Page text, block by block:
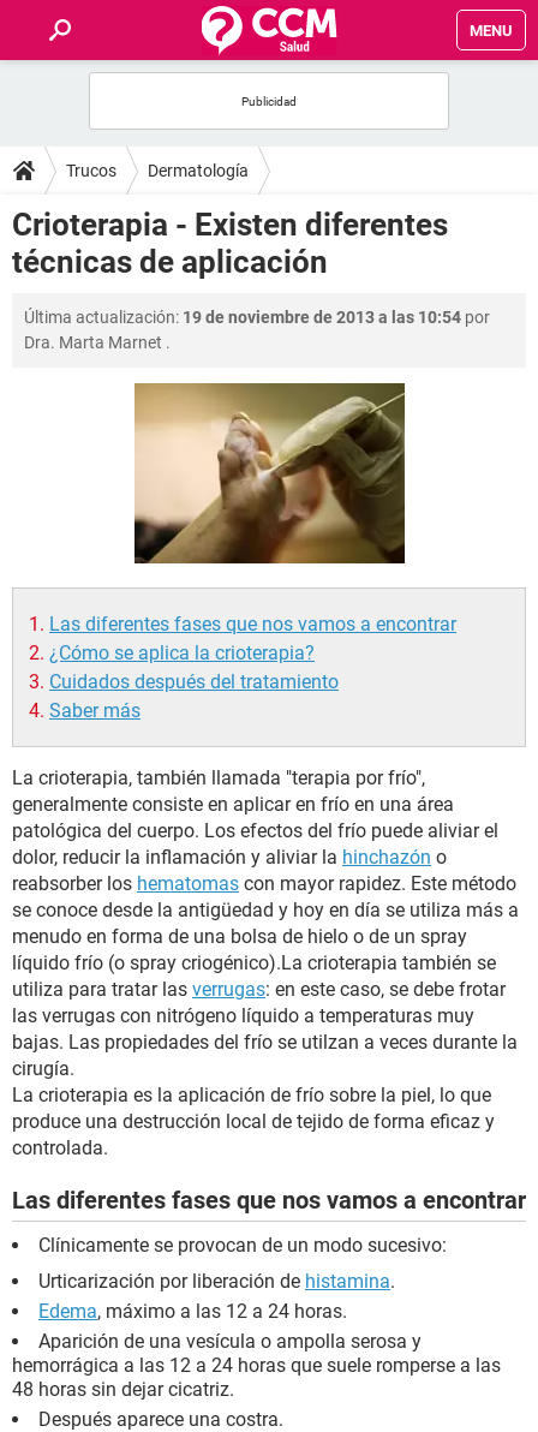
MENU
FOROS
SALUD
FAMILIA
NUTRICIÓN
Trucos Dermatología
Crioterapia - Existen diferentes
técnicas de aplicación
Última actualización: 19 de noviembre de 2013 a las 10:54 por
Dra. Marta Marnet .
Las diferentes fases que nos vamos a encontrar
¿Cómo se aplica la crioterapia?
Cuidados después del tratamiento
Saber más
La crioterapia, también llamada "terapia por frío",
generalmente consiste en aplicar en frío en una área
patológica del cuerpo. Los efectos del frío puede aliviar el
dolor, reducir la inflamación y aliviar la hinchazón o
reabsorber los hematomas con mayor rapidez. Este método
se conoce desde la antigüedad y hoy en día se utiliza más a
menudo en forma de una bolsa de hielo o de un spray
líquido frío (o spray criogénico).La crioterapia también se
utiliza para tratar las verrugas: en este caso, se debe frotar
las verrugas con nitrógeno líquido a temperaturas muy
bajas. Las propiedades del frío se utilzan a veces durante la
cirugía.
La crioterapia es la aplicación de frío sobre la piel, lo que
produce una destrucción local de tejido de forma eficaz y
controlada.
Las diferentes fases que nos vamos a encontrar
Clínicamente se provocan de un modo sucesivo:
Urticarización por liberación de histamina.
Edema, máximo a las 12 a 24 horas.
Aparición de una vesícula o ampolla serosa y
hemorrágica a las 12 a 24 horas que suele romperse a las
48 horas sin dejar cicatriz.
Después aparece una costra.